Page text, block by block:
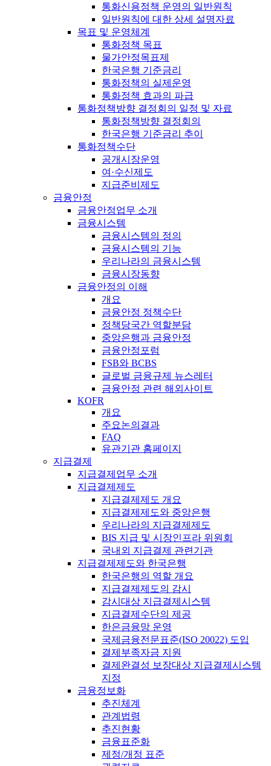
통화신용정책 운영의 일반원칙
일반원칙에 대한 상세 설명자료
목표 및 운영체계
통화정책 목표
물가안정목표제
한국은행 기준금리
통화정책의 실제운영
통화정책 효과의 파급
통화정책방향 결정회의 일정 및 자료
통화정책방향 결정회의
한국은행 기준금리 추이
통화정책수단
공개시장운영
여·수신제도
지급준비제도
금융안정
금융안정업무 소개
금융시스템
금융시스템의 정의
금융시스템의 기능
우리나라의 금융시스템
금융시장동향
금융안정의 이해
개요
금융안정 정책수단
정책당국간 역할분담
중앙은행과 금융안정
금융안정포럼
FSB와 BCBS
글로벌 금융규제 뉴스레터
금융안정 관련 해외사이트
KOFR
개요
주요논의결과
FAQ
유관기관 홈페이지
지급결제
지급결제업무 소개
지급결제제도
지급결제제도 개요
지급결제제도와 중앙은행
우리나라의 지급결제제도
BIS 지급 및 시장인프라 위원회
국내외 지급결제 관련기관
지급결제제도와 한국은행
한국은행의 역할 개요
지급결제제도의 감시
감시대상 지급결제시스템
지급결제수단의 제공
한은금융망 운영
국제금융전문표준(ISO 20022) 도입
결제부족자금 지원
결제완결성 보장대상 지급결제시스템
지정
금융정보화
추진체계
관계법령
추진현황
금융표준화
제정/개정 표준